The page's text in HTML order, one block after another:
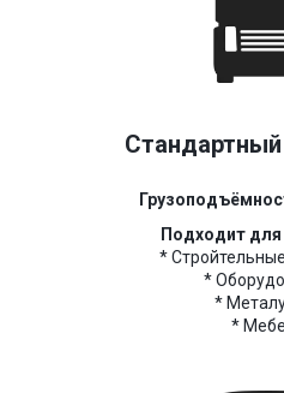
Подходит для
*
*
*
*